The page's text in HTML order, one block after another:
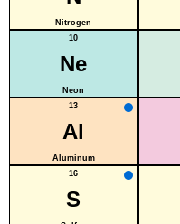
Nitrogen
10
Ne
Neon
13
Al
Aluminum
16
S